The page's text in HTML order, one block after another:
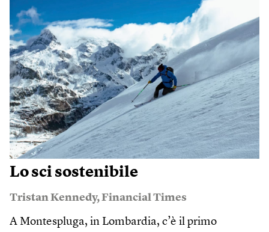
Lo sci sostenibile
Tristan Kennedy,Financial Times
A Montespluga, in Lombardia, c’è il primo